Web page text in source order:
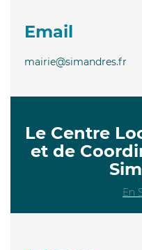
Email
mairie@simandres.fr
Le Centre
et de
En